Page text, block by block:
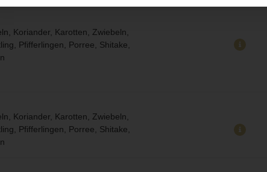
Koriander, Karotten, Zwiebeln,
Pfifferlingen, Porree, Shitake,
Koriander, Karotten, Zwiebeln,
Pfifferlingen, Porree, Shitake,